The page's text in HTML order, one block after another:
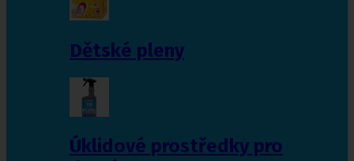
Dětské pleny
Úklidové prostředky pro